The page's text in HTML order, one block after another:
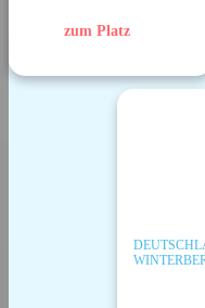
zum Platz